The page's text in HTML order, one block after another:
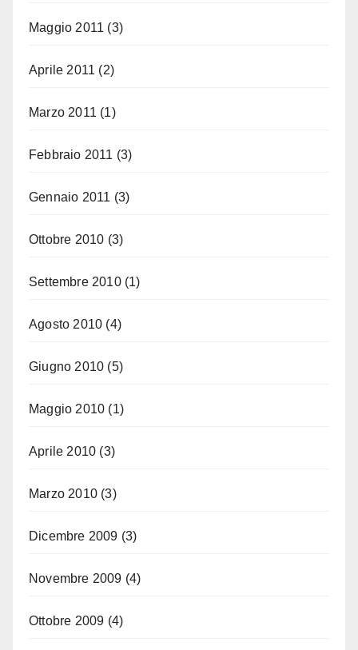
Maggio 2011 (3)
Aprile 2011 (2)
Marzo 2011 (1)
Febbraio 2011 (3)
Gennaio 2011 (3)
Ottobre 2010 (3)
Settembre 2010(1)
Agosto 2010 (4)
Giugno 2010 (5)
Maggio 2010 (1)
Aprile 2010 (3)
Marzo 2010 (3)
Dicembre 2009 (3)
Novembre 2009 (4)
Ottobre 2009 (4)